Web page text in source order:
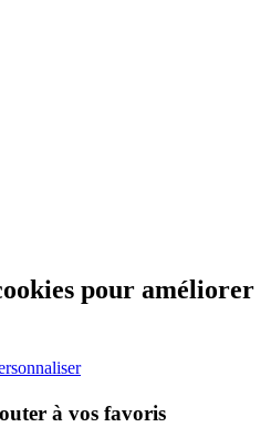
pour améliorer
à vos favoris